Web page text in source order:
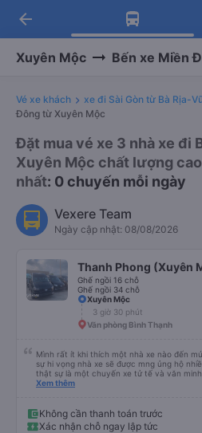
Tải app Vexere
Nhận ưu đãi thành
Tải app Vexere
-30k/ghế khi đặt vé
arrow_back
Xuyên Mộc Bến xe Miền
Vé xe khách xe đi Sài Gòn từ Bà Rịa-
Đông từ Xuyên Mộc
Đặt mua vé xe 3 nhà xe đi
Xuyên Mộc chất lượng
nhất: 0 chuyến mỗi ngày
Vexere Team
Ngày cập nhật: 08/08/2026
Thanh Phong (Xuyên
Ghế ngồi 16 chỗ
Ghế ngồi 34 chỗ
Xuyên Mộc
3 giờ 30 phút
Văn phòng Bình Thạnh
Mình rất ít khi thích một nhà xe nào đến
sự hi vọng nhà xe sẽ được mng ủng hộ
thật sự là một chuyến xe tử tế và văn
nhiệt tình, chăm sóc tốt và thậm chí có ưu
Xem thêm
Không cần thanh toán trước
Xác nhận chỗ ngay lập tức